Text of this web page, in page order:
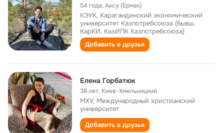
54 года,Аксу (Ермак)
КЭУК, Карагандинский экономический
университет Казпотребсоюза (бывш.
КарКИ, КазИПК Казпотребсоюза)
Добавить в друзья
Елена Горбатюк
38 лет, Киев-Хмельницкий
МХУ, Международный христианский
университет
Добавить в друзья